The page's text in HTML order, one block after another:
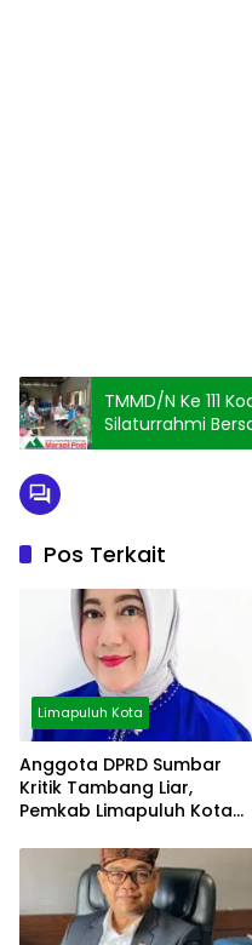
TMMD/N Ke 111
Silaturrahmi
Pos Terkait
Limapuluh Kota
Anggota DPRD Sumbar
Kritik Tambang Liar,
Pemkab Limapuluh Kota